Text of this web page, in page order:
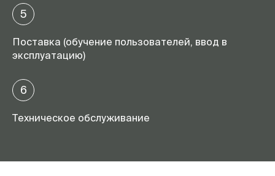
5
Поставка (обучение пользователей, ввод в
эксплуатацию)
6
Техническое обслуживание